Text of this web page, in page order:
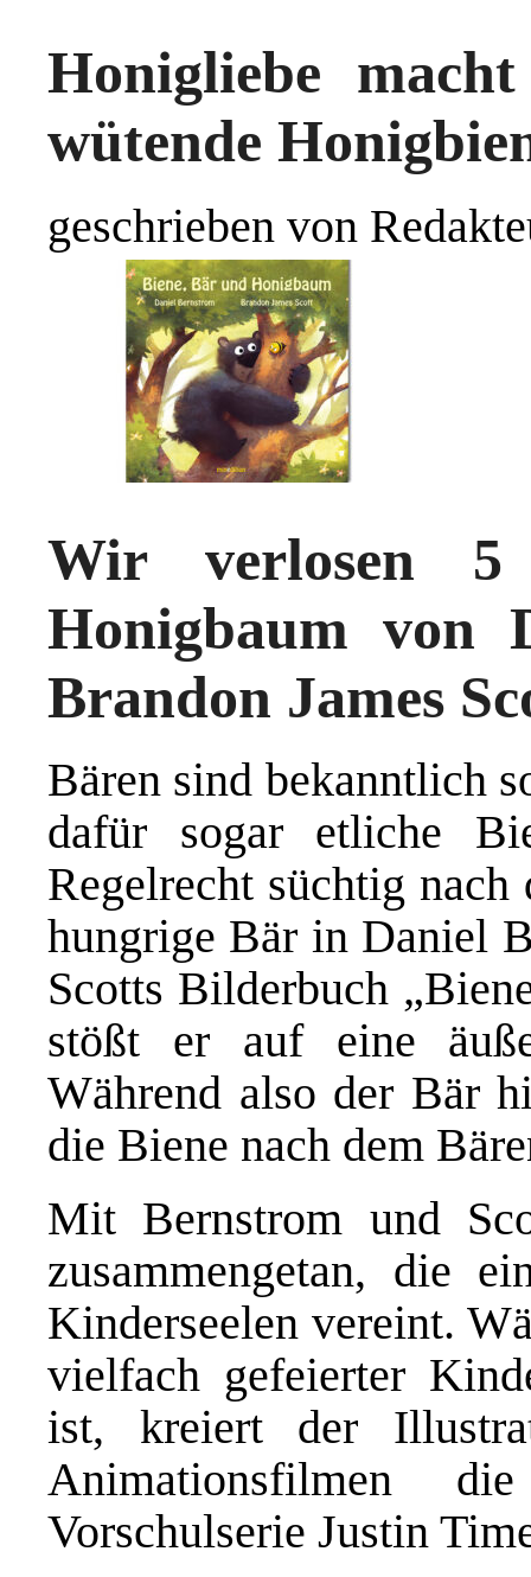
Honigliebe
wütende
geschrieben von
Wir verlosen
Honigbaum von
Brandon James
Bären sind bekanntlich
dafür sogar etliche
Regelrecht süchtig
hungrige Bär in Daniel
Scotts Bilderbuch
stößt er auf eine
Während also der Bär
die Biene nach dem
Mit Bernstrom und
zusammengetan, die
Kinderseelen vereint.
vielfach gefeierter
ist, kreiert der
Animationsfilmen
Vorschulserie Justin